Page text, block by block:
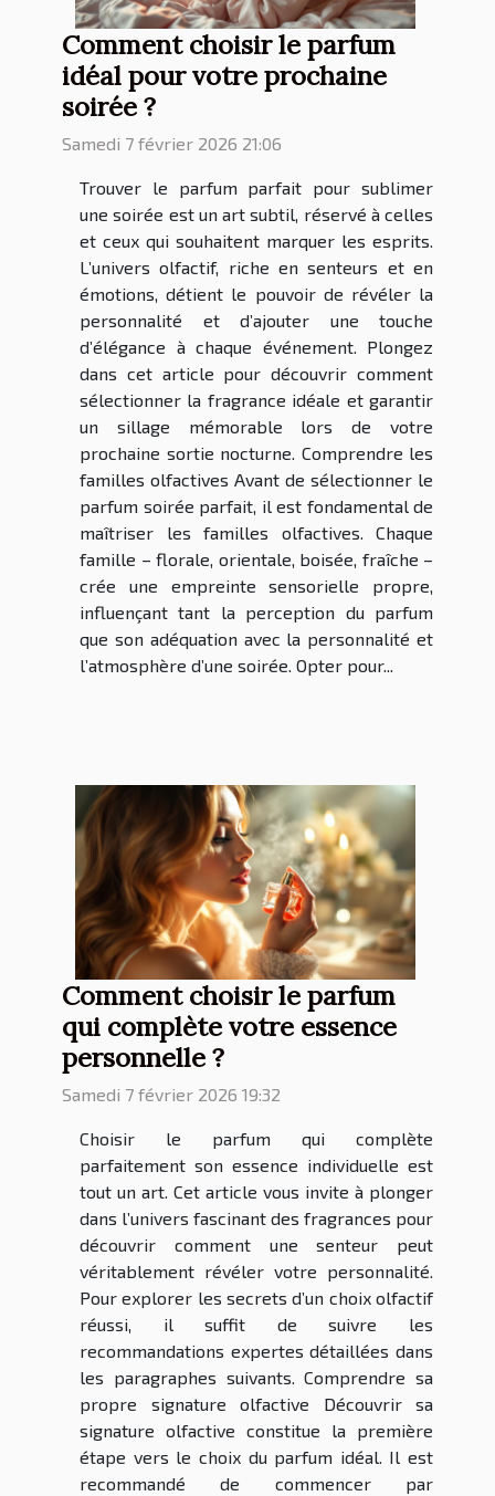
Comment choisir le parfum
idéal pour votre prochaine
soirée ?
Samedi 7 février 2026 21:06
Trouver le parfum parfait pour sublimer
une soirée est un art subtil, réservé à celles
et ceux qui souhaitent marquer les esprits.
L’univers olfactif, riche en senteurs et en
émotions, détient le pouvoir de révéler la
personnalité et d’ajouter une touche
d’élégance à chaque événement. Plongez
dans cet article pour découvrir comment
sélectionner la fragrance idéale et garantir
un sillage mémorable lors de votre
prochaine sortie nocturne. Comprendre les
familles olfactives Avant de sélectionner le
parfum soirée parfait, il est fondamental de
maîtriser les familles olfactives. Chaque
famille – florale, orientale, boisée, fraîche –
crée une empreinte sensorielle propre,
influençant tant la perception du parfum
que son adéquation avec la personnalité et
l’atmosphère d’une soirée. Opter pour...
Comment choisir le parfum
qui complète votre essence
personnelle ?
Samedi 7 février 2026 19:32
Choisir le parfum qui complète
parfaitement son essence individuelle est
tout un art. Cet article vous invite à plonger
dans l’univers fascinant des fragrances pour
découvrir comment une senteur peut
véritablement révéler votre personnalité.
Pour explorer les secrets d’un choix olfactif
réussi, il suffit de suivre les
recommandations expertes détaillées dans
les paragraphes suivants. Comprendre sa
propre signature olfactive Découvrir sa
signature olfactive constitue la première
étape vers le choix du parfum idéal. Il est
recommandé de commencer par